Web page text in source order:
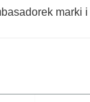
marki